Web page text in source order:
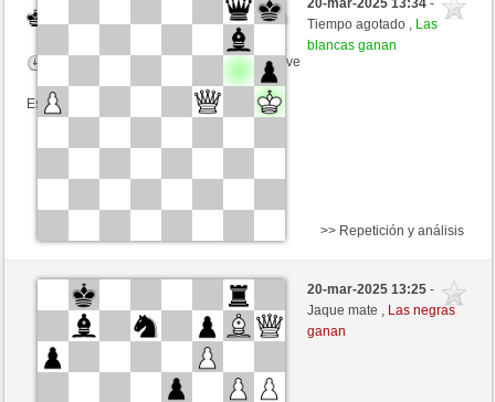
GLinos (2246) (-13)
Tiempo: 2 minutes/side + 0 seconds/move
Esta partida es por puntos
20-mar-2025 13:34-
Tiempo agotado , Las
blancas ganan
Negras
NikolausH (2274) (-18)
Blancas
GLinos (2228) (+18)
Tiempo: 2 minutes/side + 0 seconds/move
Esta partida es por puntos
>> Repetición y análisis
20-mar-2025 13:25-
Jaque mate , Las negras
ganan